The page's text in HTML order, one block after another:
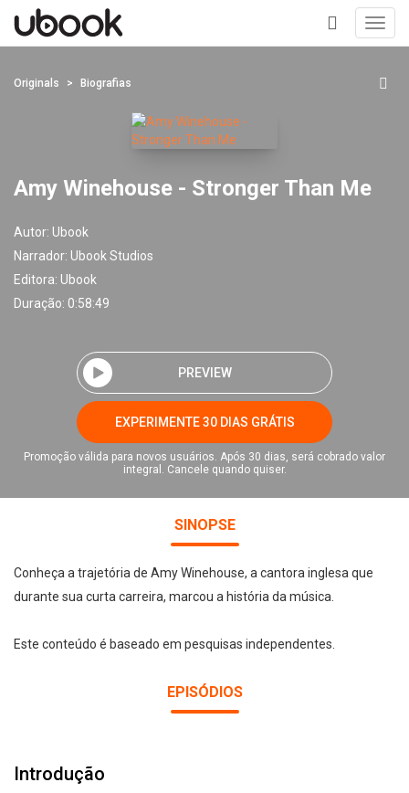
+
Originals Biografias
Amy Winehouse - Stronger Than Me
Autor: Ubook
Narrador: Ubook Studios
Editora: Ubook
Duração: 0:58:49
PREVIEW
EXPERIMENTE 30 DIAS GRÁTIS
Promoção válida para novos usuários. Após 30 dias, será cobrado valor
integral. Cancele quando quiser.
SINOPSE
Conheça a trajetória de Amy Winehouse, a cantora inglesa que
durante sua curta carreira, marcou a história da música.
Este conteúdo é baseado em pesquisas independentes.
EPISÓDIOS
Introdução